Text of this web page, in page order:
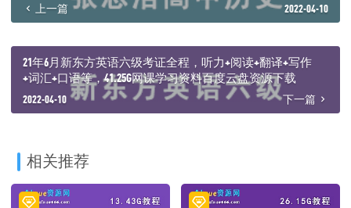
│ ├─ 11.【细胞核】
│ │ └─ 11.【核心知识】细胞核结构与功能.mp4
│ │ └─ 12.2【技巧拔高】曲线变化.mp4
│ ├─ 13.【质壁分离】
│ │ ├─ 13.1【核心知识】细胞的吸水和失水.mp4
│ │ └─ 13.2【技巧拔高】质壁分离拔高讲解.mp4
│ ├─ 15.【酶】
│ │ ├─ 15.1【核心知识】酶的特性.mp4
│ │ ├─ 15.2【技巧拔高】与酶相关曲线.mp4
│ │ ├─ 15.3【技巧拔高】酶的抑制剂.mp4
上一篇 2022-04-10
21年6月新东方英语六级考证全程，听力+阅读+翻译+写作
+词汇+口语等，41.25G网课学习资料百度云盘资源下载
2022-04-10 下一篇
相关推荐